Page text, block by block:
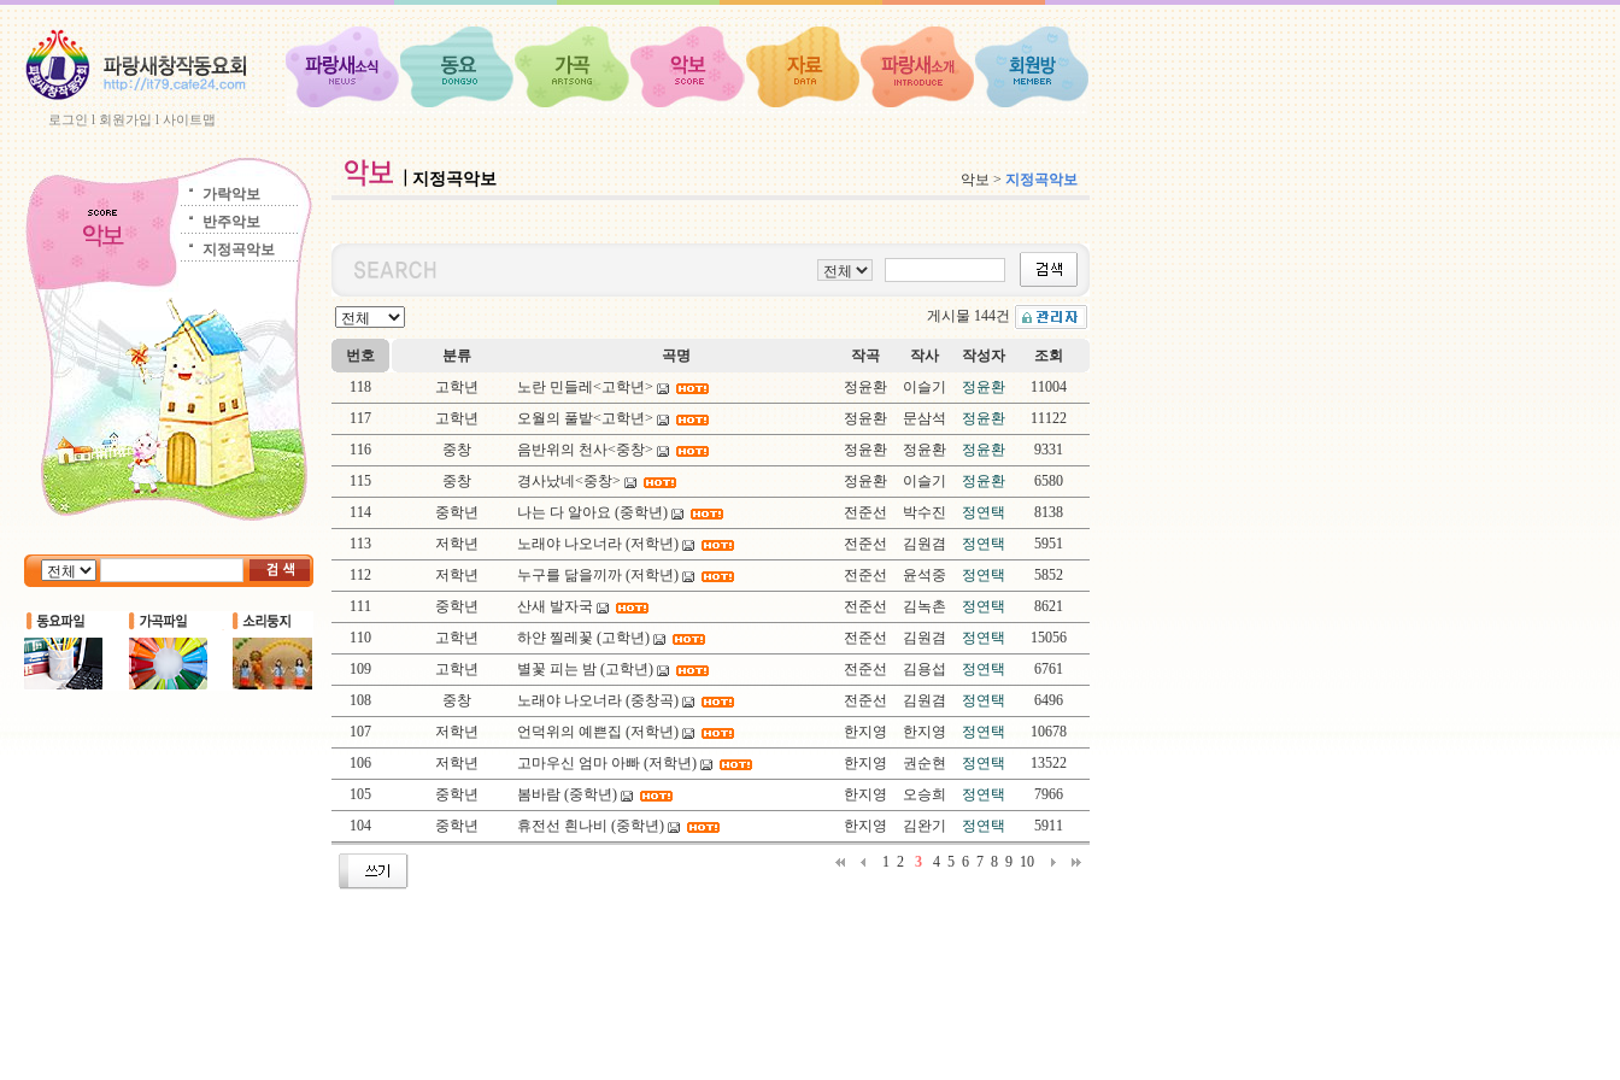
로그인l 회원가입l사이트맵
가락악보
반주악보
지정곡악보
지정곡악보 악보 > 지정곡악보
게시물 144건
번호 분류 곡명 작곡 작사 작성자
조회
118
고학년 노란 민들레<고학년> 정윤환 이슬기 정윤환
11004
117
고학년 오월의 풀밭<고학년> 정윤환 문삼석 정윤환
11122
116
중창 음반위의 천사<중창> 정윤환 정윤환 정윤환
9331
115
중창 경사났네<중창> 정윤환 이슬기 정윤환
6580
114
중학년 나는 다 알아요 (중학년) 전준선 박수진 정연택
8138
113
저학년 노래야 나오너라 (저학년) 전준선 김원겸 정연택
5951
112
저학년 누구를 닮을끼까 (저학년) 전준선 윤석중 정연택
5852
111
중학년 산새 발자국 전준선 김녹촌 정연택
8621
110
고학년 하얀 찔레꽃 (고학년) 전준선 김원겸 정연택
15056
109
고학년 별꽃 피는 밤 (고학년) 전준선 김용섭 정연택
6761
108
중창 노래야 나오너라 (중창곡) 전준선 김원겸 정연택
6496
107
저학년 언덕위의 예쁜집 (저학년) 한지영 한지영 정연택
10678
106
저학년 고마우신 엄마 아빠 (저학년) 한지영 권순현 정연택
13522
105
중학년 봄바람 (중학년) 한지영 오승희 정연택
7966
104
중학년 휴전선 흰나비 (중학년) 한지영 김완기 정연택 5911
1 2 3 4 5 6 7 8 9 10